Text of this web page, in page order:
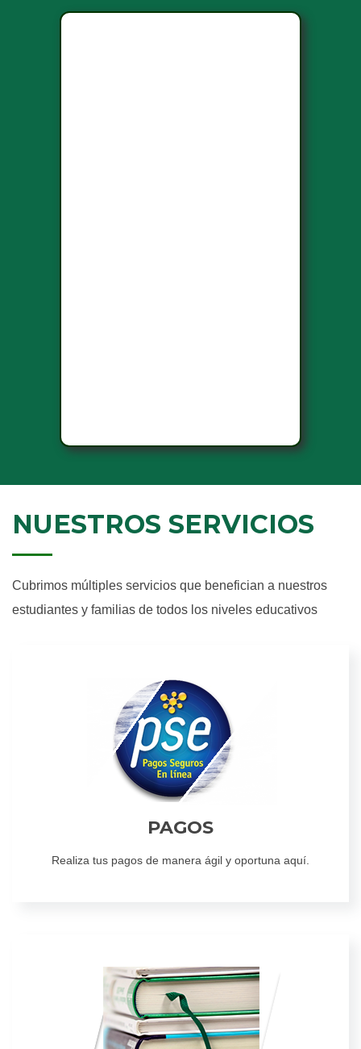
NUESTROS SERVICIOS
Cubrimos múltiples servicios que benefician a nuestros
estudiantes y familias de todos los niveles educativos
PAGOS
Realiza tus pagos de manera ágil y oportuna aquí.